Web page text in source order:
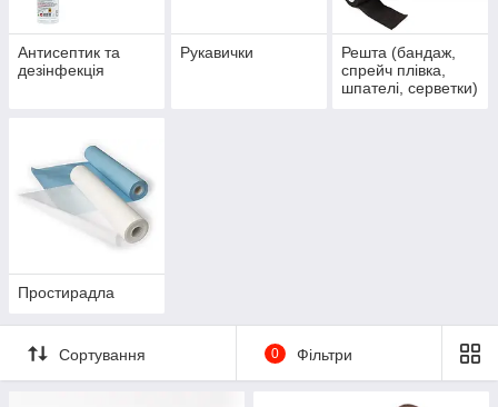
Антисептик та
дезінфекція
Рукавички
Решта (бандаж,
спрейч плівка,
шпателі, серветки)
Простирадла
Сортування 0 Фільтри